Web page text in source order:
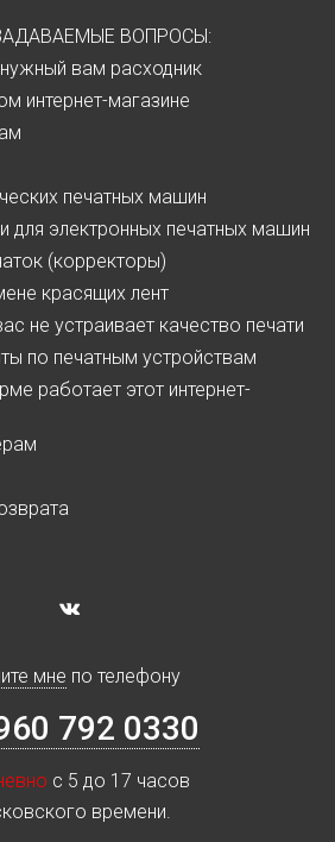
ВОПРОСЫ:
вам расходник
интернет-магазине
печатных машин
для электронных печатных машин
(корректоры)
красящих лент
не устраивает качество печати
по печатным устройствам
работает этот интернет-
мне по телефону
792 0330
с 5 до 17 часов
времени.